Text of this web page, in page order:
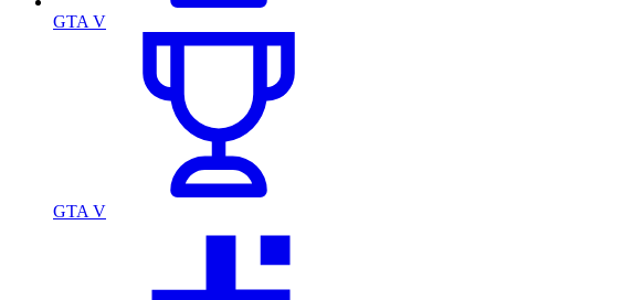
GTA V
GTA V